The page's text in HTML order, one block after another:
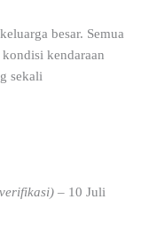
besar. Semua
kendaraan
sekali
– 10 Juli